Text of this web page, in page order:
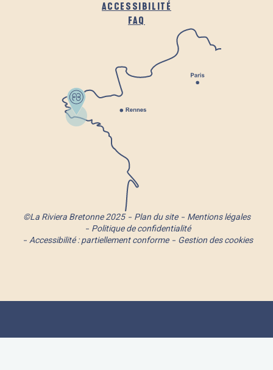
ACCESSIBILITÉ
FAQ
©La Riviera Bretonne 2025 Plan du site
Mentions légales
Politique de confidentialité
Accessibilité : partiellement conforme
Gestion des cookies